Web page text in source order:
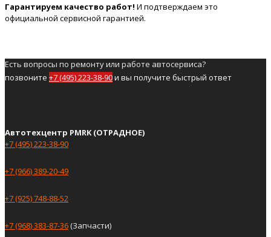
Гарантируем качество работ! И подтверждаем это
официальной сервисной гарантией.
Есть вопросы по ремонту или работе автосервиса?
позвоните +7 (495) 223-38-90и вы получите быстрый ответ
Автотехцентр PMRK (ОТРАДНОЕ)
+7 (495) 223-38-90
+7 (966) 389-20-49
+7 (925) 748-88-52
+7 (968) 383-87-36(Запчасти)